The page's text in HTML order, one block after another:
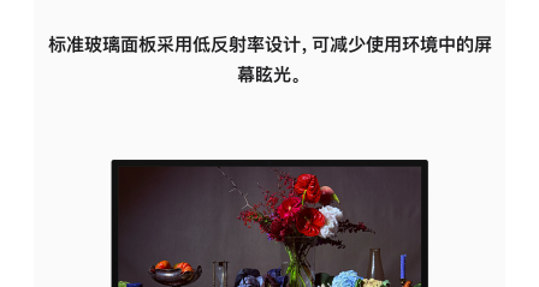
标准玻璃面板采用低反射率设计，可减少使用环境中的屏
幕眩光。